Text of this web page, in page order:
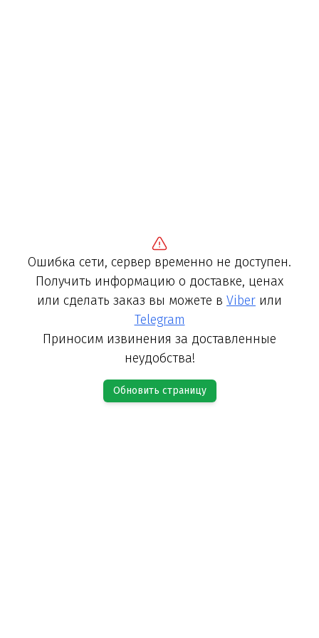
Ошибка сети, сервер временно не доступен.
Получить информацию о доставке, ценах
или сделать заказ вы можете в Viber или
Telegram
Приносим извинения за доставленные
неудобства!
Обновить страницу